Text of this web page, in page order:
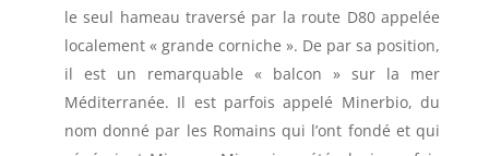
le seul hameau traversé par la route D80 appelée
localement « grande corniche ». De par sa position,
il est un remarquable « balcon » sur la mer
Méditerranée. Il est parfois appelé Minerbio, du
nom donné par les Romains qui l’ont fondé et qui